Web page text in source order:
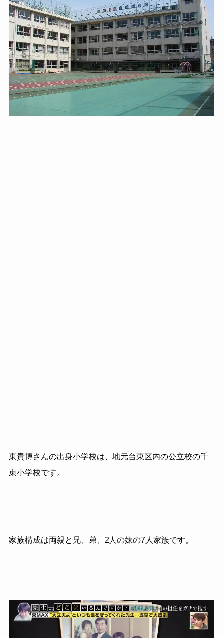
東貴博さんの出身小学校は、地元台東区内の公立校の千
束小学校です。
家族構成は両親と兄、弟、2人の妹の7人家族です。